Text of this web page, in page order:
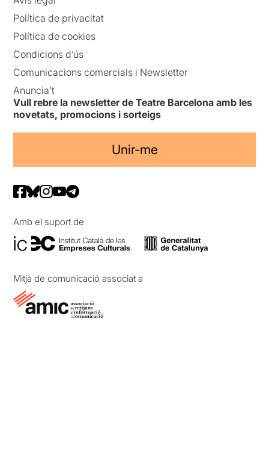
Política de privacitat
Política de cookies
Condicions d’ús
Comunicacions comercials i Newsletter
Anuncia’t
Vull rebre la newsletter de Teatre Barcelona amb les
novetats, promocions i sorteigs
Unir-me
Amb el suport de
Mitjà de comunicació associat a